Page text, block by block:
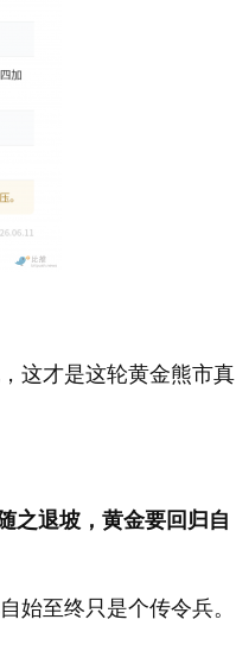
这才是这轮黄金熊市真
之退坡，黄金要回归自
始至终只是个传令兵。